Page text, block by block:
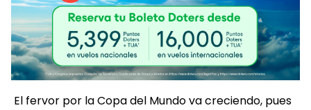
El fervor por la Copa del Mundo va creciendo, pues